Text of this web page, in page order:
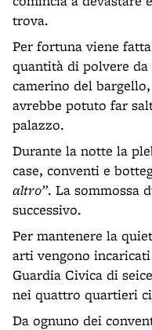
trova.
Per fortuna viene
quantità di polvere
camerino del
avrebbe potuto far
palazzo.
Durante la notte la
case, conventi e
altro”. La sommossa
successivo.
Per mantenere la
arti vengono
Guardia Civica di
nei quattro quartieri
Da ognuno dei